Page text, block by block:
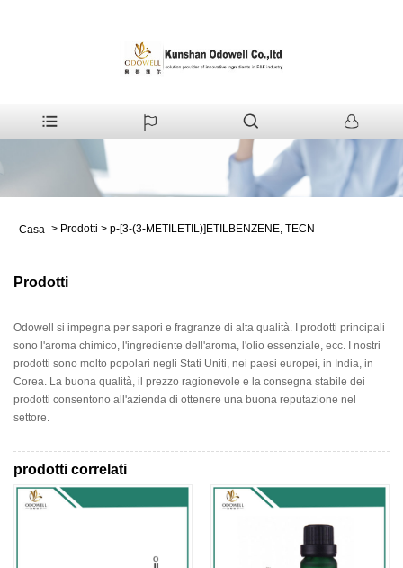
Casa > Prodotti > p-[3-(3-METILETIL)]ETILBENZENE, TECN
Prodotti
Odowell si impegna per sapori e fragranze di alta qualità. I prodotti principali
sono l'aroma chimico, l'ingrediente dell'aroma, l'olio essenziale, ecc. I nostri
prodotti sono molto popolari negli Stati Uniti, nei paesi europei, in India, in
Corea. La buona qualità, il prezzo ragionevole e la consegna stabile dei
prodotti consentono all'azienda di ottenere una buona reputazione nel
settore.
prodotti correlati